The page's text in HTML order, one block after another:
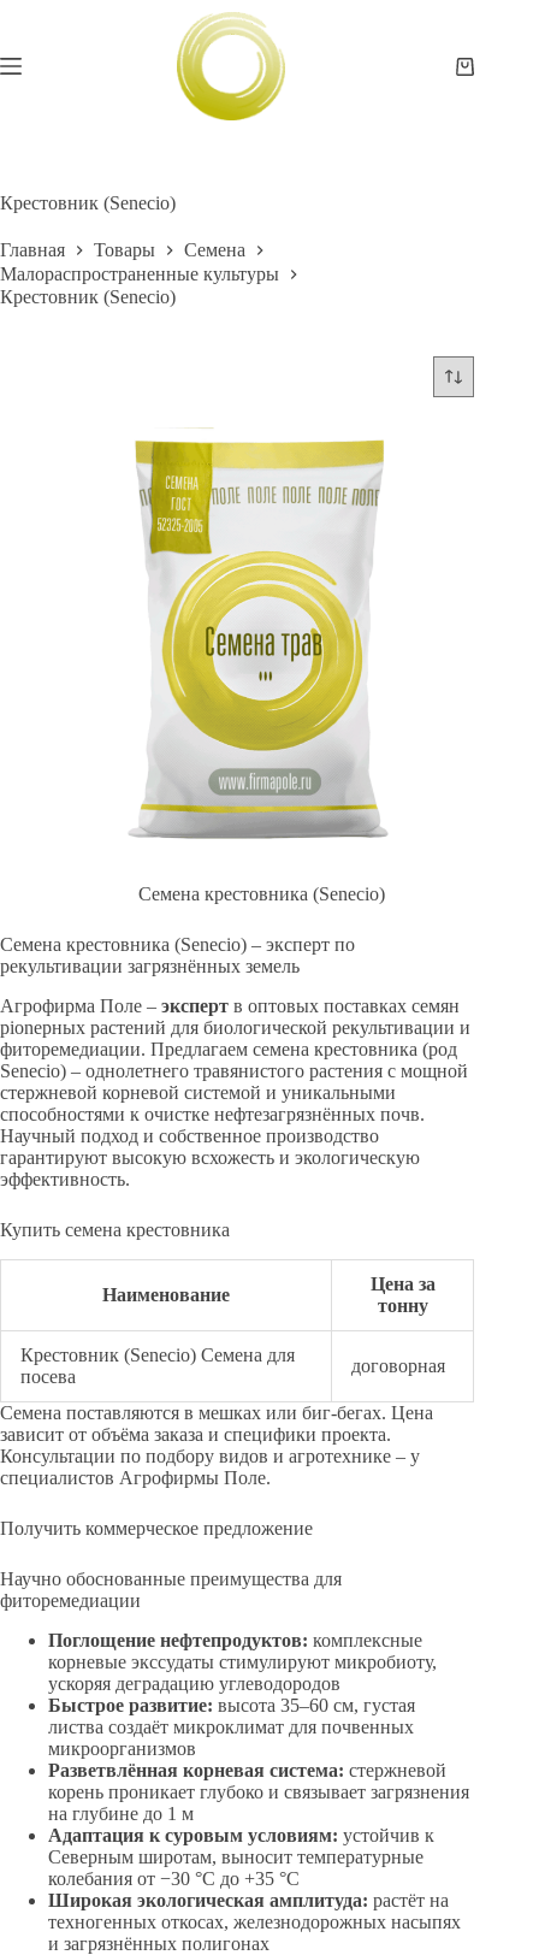
Корзина
Крестовник (Senecio)
Главная Товары
Семена
Малораспространенные культуры
Крестовник (Senecio)
Семена крестовника (Senecio)
Семена крестовника (Senecio) – эксперт по
рекультивации загрязнённых земель
Агрофирма Поле – эксперт в оптовых поставках семян
pionерных растений для биологической рекультивации и
фиторемедиации. Предлагаем семена крестовника (род
Senecio) – однолетнего травянистого растения с мощной
стержневой корневой системой и уникальными
способностями к очистке нефтезагрязнённых почв.
Научный подход и собственное производство
гарантируют высокую всхожесть и экологическую
эффективность.
Купить семена крестовника
Наименование
Цена за
тонну
Крестовник (Senecio) Семена для
посева
договорная
Семена поставляются в мешках или биг-бегах. Цена
зависит от объёма заказа и специфики проекта.
Консультации по подбору видов и агротехнике – у
специалистов Агрофирмы Поле.
Получить коммерческое предложение
Научно обоснованные преимущества для
фиторемедиации
Поглощение нефтепродуктов: комплексные
корневые экссудаты стимулируют микробиоту,
ускоряя деградацию углеводородов
Быстрое развитие: высота 35–60 см, густая
листва создаёт микроклимат для почвенных
микроорганизмов
Разветвлённая корневая система: стержневой
корень проникает глубоко и связывает загрязнения
на глубине до 1 м
Адаптация к суровым условиям: устойчив к
Северным широтам, выносит температурные
колебания от −30 °C до +35 °C
Широкая экологическая амплитуда: растёт на
техногенных откосах, железнодорожных насыпях
и загрязнённых полигонах